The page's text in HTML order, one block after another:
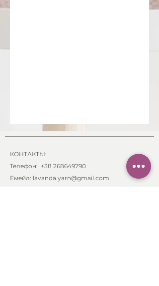
КОНТАКТЫ:
Телефон: +38 268649790
Емейл: lavanda.yarn@gmail.com